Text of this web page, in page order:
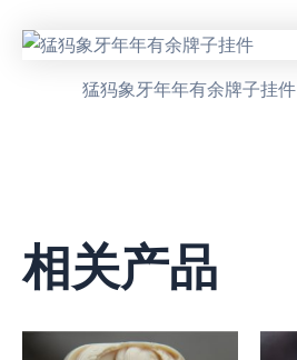
猛犸象牙年年有余牌子挂件
相关产品